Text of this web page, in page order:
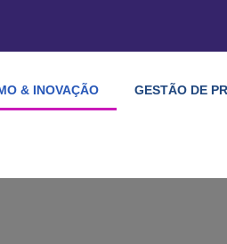
& INOVAÇÃO GESTÃO DE